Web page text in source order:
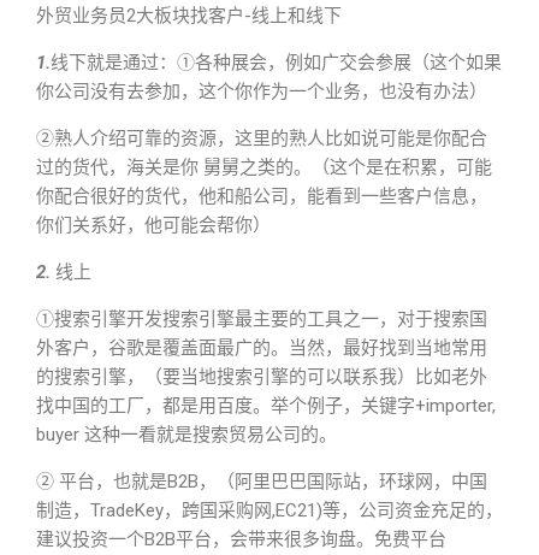
外贸业务员2大板块找客户-线上和线下
1.线下就是通过：①各种展会，例如广交会参展（这个如果
你公司没有去参加，这个你作为一个业务，也没有办法）
②熟人介绍可靠的资源，这里的熟人比如说可能是你配合
过的货代，海关是你 舅舅之类的。（这个是在积累，可能
你配合很好的货代，他和船公司，能看到一些客户信息，
你们关系好，他可能会帮你）
2. 线上
①搜索引擎开发搜索引擎最主要的工具之一，对于搜索国
外客户，谷歌是覆盖面最广的。当然，最好找到当地常用
的搜索引擎，（要当地搜索引擎的可以联系我）比如老外
找中国的工厂，都是用百度。举个例子，关键字+importer,
buyer 这种一看就是搜索贸易公司的。
② 平台，也就是B2B，（阿里巴巴国际站，环球网，中国
制造，TradeKey，跨国采购网,EC21)等，公司资金充足的，
建议投资一个B2B平台，会带来很多询盘。免费平台